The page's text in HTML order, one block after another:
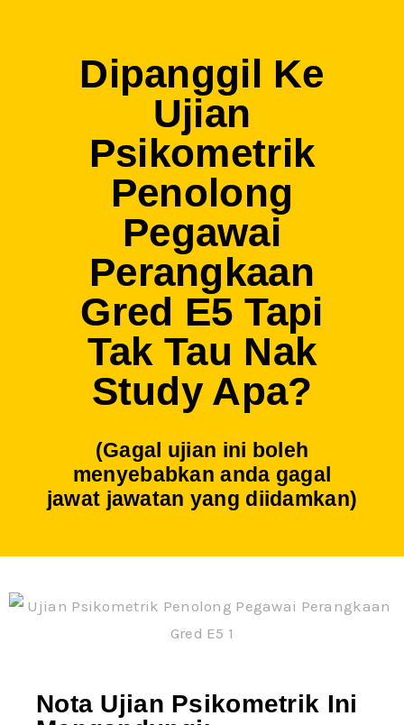
Dipanggil Ke
Ujian
Psikometrik
Penolong
Pegawai
Perangkaan
Gred E5 Tapi
Tak Tau Nak
Study Apa?
(Gagal ujian ini boleh
menyebabkan anda gagal
jawat jawatan yang diidamkan)
Nota Ujian Psikometrik Ini